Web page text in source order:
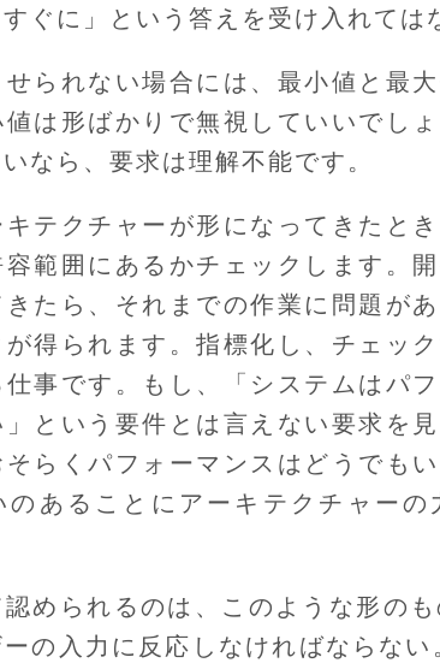
ぐに」という答えを受け入れては
られない場合には、最小値と最
値は形ばかりで無視していいでし
なら、要求は理解不能です。
テクチャーが形になってきたと
範囲にあるかチェックします。
たら、それまでの作業に問題が
得られます。指標化し、チェッ
仕事です。もし、「システムはパ
という要件とは言えない要求を
そらくパフォーマンスはどうでも
のあることにアーキテクチャーの
められるのは、このような形の
の入力に反応しなければならな